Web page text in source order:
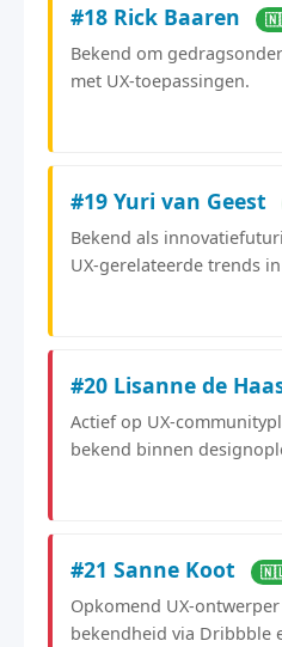
#18 Rick Baaren
Bekend om
met UX-toepassingen.
#19 Yuri van Geest
Bekend als
UX-gerelateerde trends
#20 Lisanne de
Actief op UX-
bekend binnen
#21 Sanne Koot
Opkomend UX-
bekendheid via Dribbble